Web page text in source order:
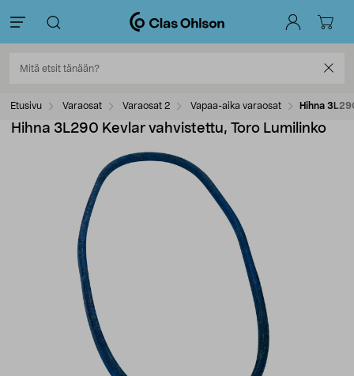
Etusivu Varaosat Varaosat 2 Vapaa-aika varaosat Hihna
Hihna 3L290 Kevlar vahvistettu, Toro Lumilinko